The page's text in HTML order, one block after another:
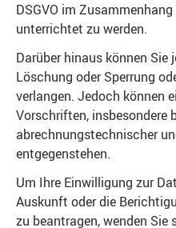
DSGVO im
unterrichtet zu werden.
Darüber hinaus können
Löschung oder Sperrung
verlangen. Jedoch können
Vorschriften, insbesondere
abrechnungstechnischer
entgegenstehen.
Um Ihre Einwilligung zur
Auskunft oder die
zu beantragen, wenden Sie